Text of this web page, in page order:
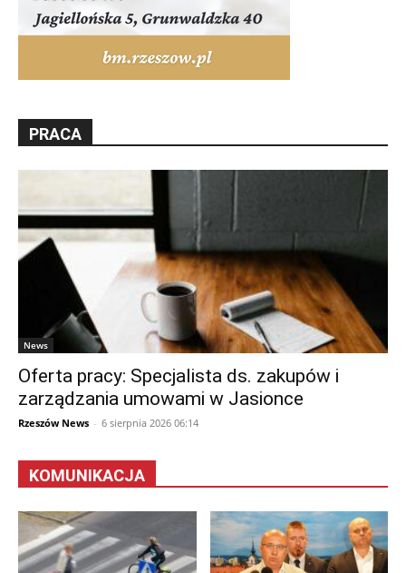
PRACA
News
Oferta pracy: Specjalista ds. zakupów i
zarządzania umowami w Jasionce
Rzeszów News - 6 sierpnia 2026 06:14
KOMUNIKACJA